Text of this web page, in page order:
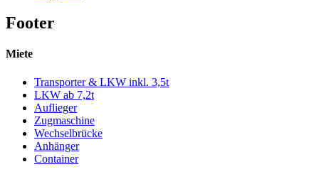
Footer
Miete
Transporter & LKW inkl. 3,5t
LKW ab 7,2t
Auflieger
Zugmaschine
Wechselbrücke
Anhänger
Container